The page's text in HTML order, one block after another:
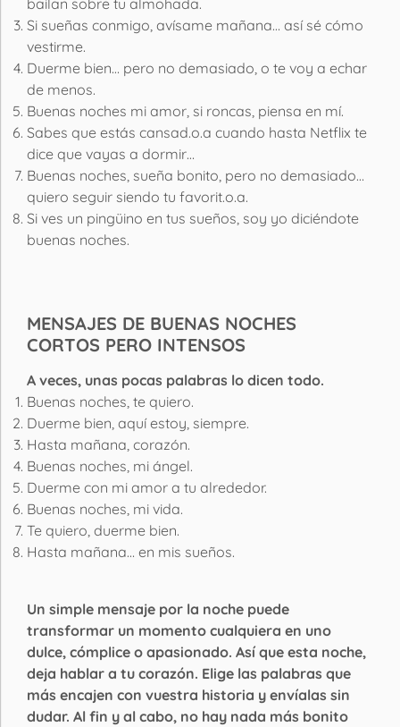
Si sueñas conmigo, avísame mañana… así sé cómo
vestirme.
Duerme bien… pero no demasiado, o te voy a echar
de menos.
Buenas noches mi amor, si roncas, piensa en mí.
Sabes que estás cansad.o.a cuando hasta Netflix te
dice que vayas a dormir…
Buenas noches, sueña bonito, pero no demasiado…
quiero seguir siendo tu favorit.o.a.
Si ves un pingüino en tus sueños, soy yo diciéndote
buenas noches.
MENSAJES DE BUENAS NOCHES
CORTOS PERO INTENSOS
A veces, unas pocas palabras lo dicen todo.
Buenas noches, te quiero.
Duerme bien, aquí estoy, siempre.
Hasta mañana, corazón.
Buenas noches, mi ángel.
Duerme con mi amor a tu alrededor.
Buenas noches, mi vida.
Te quiero, duerme bien.
Hasta mañana… en mis sueños.
Un simple mensaje por la noche puede
transformar un momento cualquiera en uno
dulce, cómplice o apasionado. Así que esta noche,
deja hablar a tu corazón. Elige las palabras que
más encajen con vuestra historia y envíalas sin
dudar. Al fin y al cabo, no hay nada más bonito